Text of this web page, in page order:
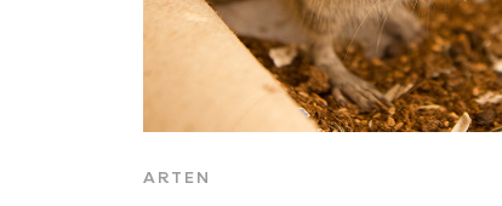
ARTEN